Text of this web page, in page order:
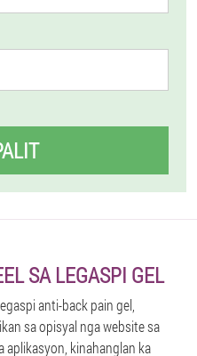
SA LEGASPI GEL
anti-back pain gel,
sa opisyal nga website sa
aplikasyon, kinahanglan ka